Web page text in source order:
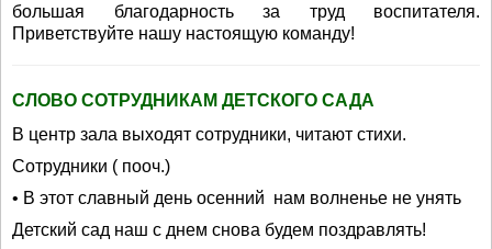
большая благодарность за труд воспитателя.
Приветствуйте нашу настоящую команду!
СЛОВО СОТРУДНИКАМ ДЕТСКОГО САДА
В центр зала выходят сотрудники, читают стихи.
Сотрудники ( пооч.)
• В этот славный день осенний нам волненье не унять
Детский сад наш с днем снова будем поздравлять!